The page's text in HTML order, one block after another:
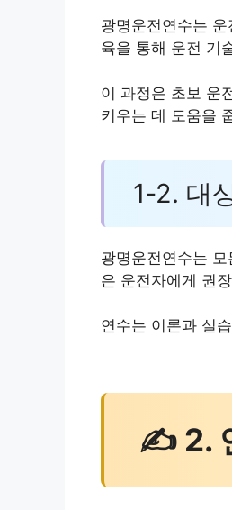
광명운전연수는
육을 통해 운전 기
이 과정은 초보 운
키우는 데 도움을
1-2. 대
광명운전연수는
은 운전자에게 권
연수는 이론과 실
✍ 2.